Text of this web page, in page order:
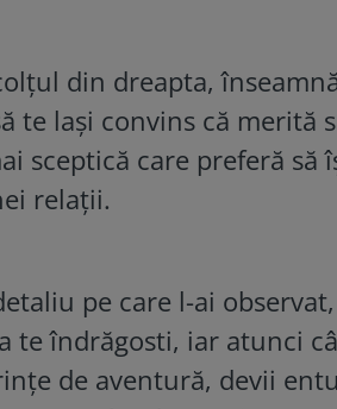
din dreapta,
te lași convins că merită
sceptică care preferă să
relații.
pe care l-ai
te îndrăgosti, iar atunci
de aventură, devii